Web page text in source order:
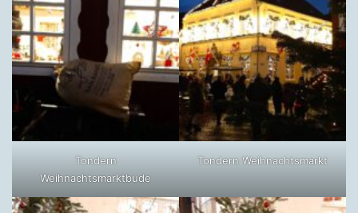
Tondern
Weihnachtsmarktbude
Tondern Weihnachtsmarkt